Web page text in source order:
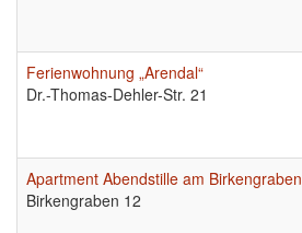
Ferienwohnung „Arendal“
Dr.-Thomas-Dehler-Str. 21
Apartment Abendstille am Birkengraben
Birkengraben 12